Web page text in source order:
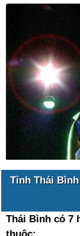
Tỉnh Thái
Thái Bình có 7